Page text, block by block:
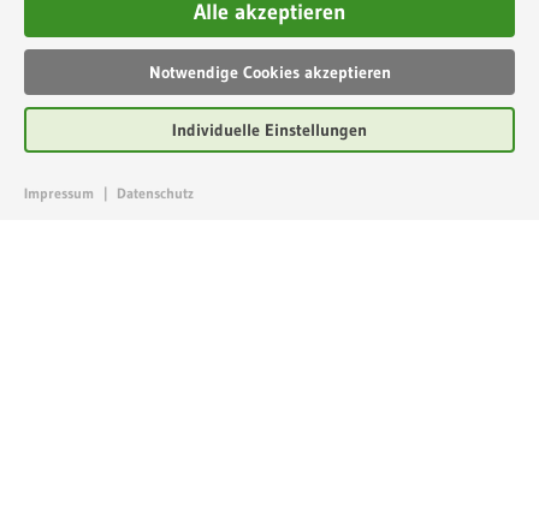
Alle akzeptieren
Notwendige Cookies akzeptieren
Impressum | Datenschutz
Individuelle Einstellungen